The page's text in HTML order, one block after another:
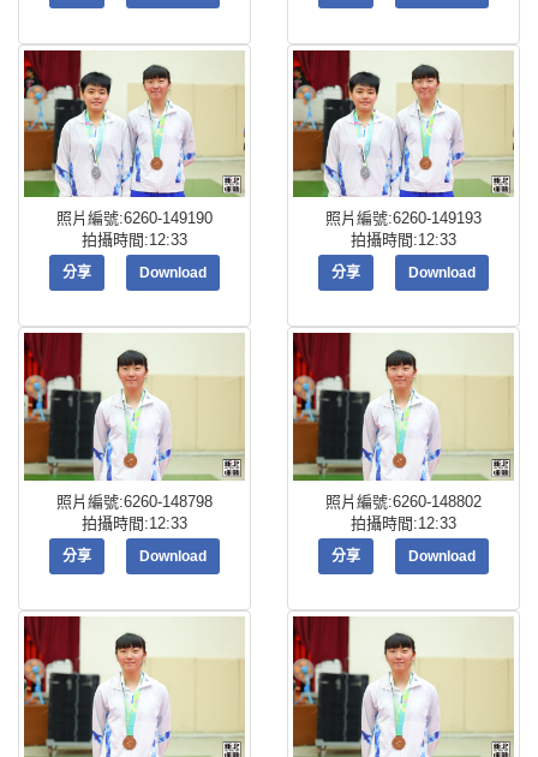
照片編號:6260-149190
拍攝時間:12:33
分享 Download
照片編號:6260-149193
拍攝時間:12:33
分享 Download
照片編號:6260-148798
拍攝時間:12:33
分享 Download
照片編號:6260-148802
拍攝時間:12:33
分享 Download